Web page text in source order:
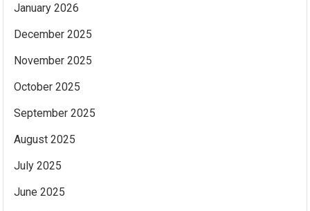
January 2026
December 2025
November 2025
October 2025
September 2025
August 2025
July 2025
June 2025